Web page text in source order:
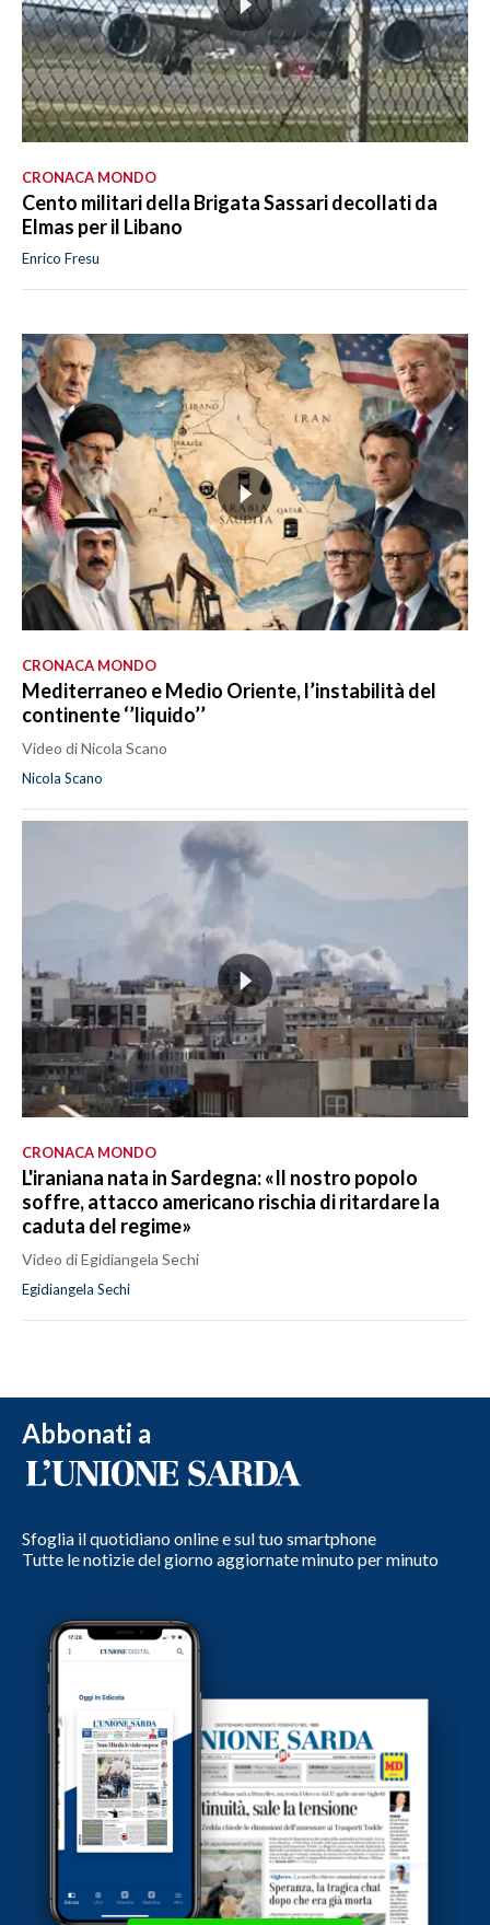
CRONACA MONDO
Cento militari della Brigata Sassari decollati da
Elmas per il Libano
Enrico Fresu
CRONACA MONDO
Mediterraneo e Medio Oriente, l’instabilità del
continente ‘’liquido’’
Video di Nicola Scano
Nicola Scano
CRONACA MONDO
L'iraniana nata in Sardegna: «Il nostro popolo
soffre, attacco americano rischia di ritardare la
caduta del regime»
Video di Egidiangela Sechi
Egidiangela Sechi
Abbonati a
Sfoglia il quotidiano online e sul tuo smartphone
Tutte le notizie del giorno aggiornate minuto per minuto